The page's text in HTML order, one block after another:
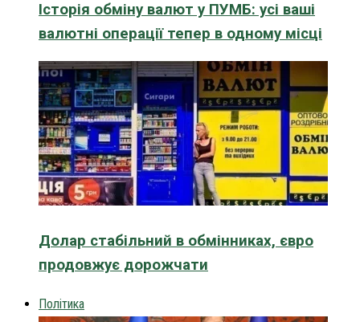
Історія обміну валют у ПУМБ: усі ваші
валютні операції тепер в одному місці
Долар стабільний в обмінниках, євро
продовжує дорожчати
Політика